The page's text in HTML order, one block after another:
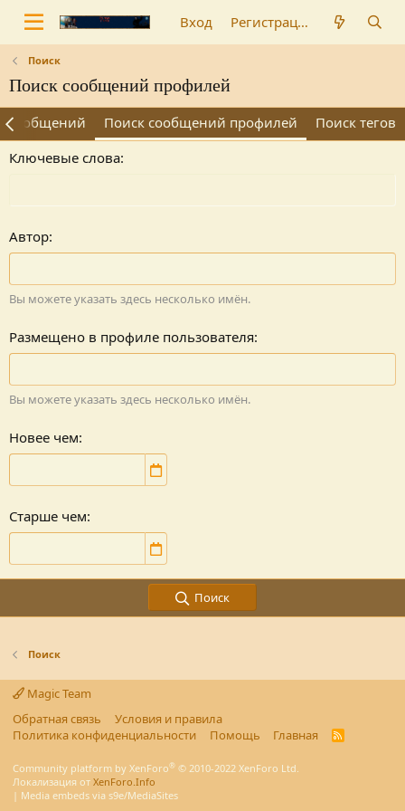
Вход Регистрация
Поиск
Поиск сообщений профилей
сообщений Поиск сообщений профилей
Поиск тегов
Ключевые слова
Автор
Вы можете указать здесь несколько имён.
Размещено в профиле пользователя
Вы можете указать здесь несколько имён.
Новее чем
Старше чем
Поиск
Поиск
Magic Team
Обратная связь
Условия и правила
Политика конфиденциальности
Помощь Главная
R
Community platform by XenForo® © 2010-2022 XenForo Ltd.
Локализация от XenForo.Info
| Media embeds via s9e/MediaSites